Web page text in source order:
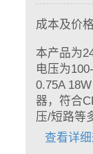
成本及价
本产品为
电压为
0.75A
器，符合
压/短路等
查看详